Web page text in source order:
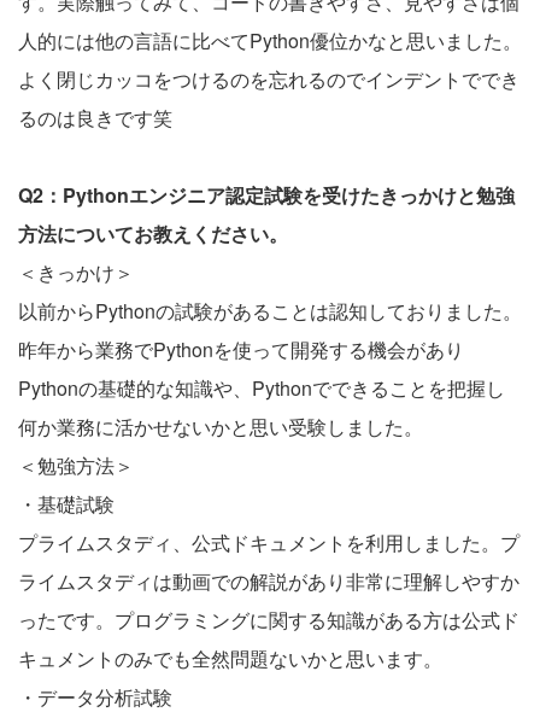
人的には他の言語に比べてPython優位かなと思いました。
よく閉じカッコをつけるのを忘れるのでインデントででき
るのは良きです笑
Q2：Pythonエンジニア認定試験を受けたきっかけと勉強
方法についてお教えください。
＜きっかけ＞
以前からPythonの試験があることは認知しておりました。
昨年から業務でPythonを使って開発する機会があり
Pythonの基礎的な知識や、Pythonでできることを把握し
何か業務に活かせないかと思い受験しました。
＜勉強方法＞
・基礎試験
プライムスタディ、公式ドキュメントを利用しました。プ
ライムスタディは動画での解説があり非常に理解しやすか
ったです。プログラミングに関する知識がある方は公式ド
キュメントのみでも全然問題ないかと思います。
・データ分析試験